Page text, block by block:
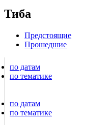
Тиба
Предстоящие
Прошедшие
по датам
по тематике
по датам
по тематике